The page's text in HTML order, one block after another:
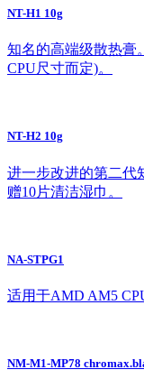
NT-H1 10g
知名的高端级散热膏
CPU尺寸而定)。
NT-H2 10g
进一步改进的第二代
赠10片清洁湿巾。
NA-STPG1
适用于AMD AM5
NM-M1-MP78